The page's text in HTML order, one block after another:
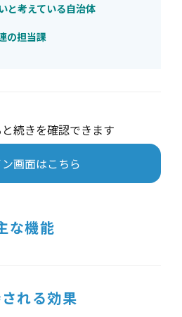
と考えている自治体
の担当課
続きを確認できます
画面はこちら
な機能
れる効果